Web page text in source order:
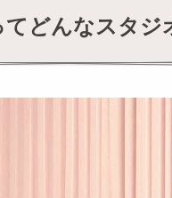
どんなスタジ